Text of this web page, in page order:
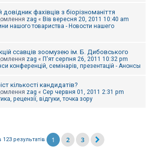
довідник фахівців з біорізноманіття
zag « Вів вересня 20, 2011 10:40 am
нашого товариства - Новости нашего
ссавців зоомузею ім. Б. Дибовського
zag « П'ят серпня 26, 2011 10:32 pm
конференцій, семінарів, презентацій - Анонсы
кількості кандидатів?
zag « Сер червня 01, 2011 2:31 pm
рецензії, відгуки, точка зору
результатів 1 2 3